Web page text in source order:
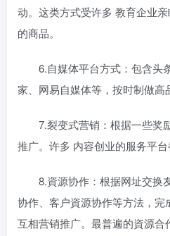
动。这类方式受许多 教育企业
的商品。
6.自媒体平台方式：包含头
家、网易自媒体等，按时制做高
7.裂变式营销：根据一些奖
推广。许多 内容创业的服务平
8.資源协作：根据网址交换
协作、客户資源协作等方法，
互相营销推广。最普遍的資源